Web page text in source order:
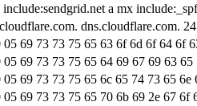
a mx
dns.cloudflare.com.
05 69 73 73 75 65 63 6f 6d 6f 64 6f
05 69 73 73 75 65 64 69 67 69 63
05 69 73 73 75 65 6c 65 74 73 65
05 69 73 73 75 65 70 6b 69 2e 67 6f